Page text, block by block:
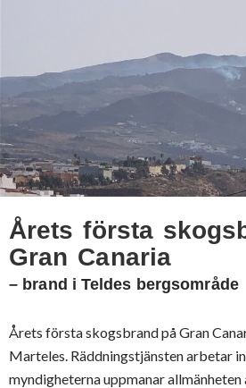
Årets första
Gran Canaria
– brand i Teldes bergsområde
Årets första skogsbrand på Gran
Marteles. Räddningstjänsten arbetar
myndigheterna uppmanar